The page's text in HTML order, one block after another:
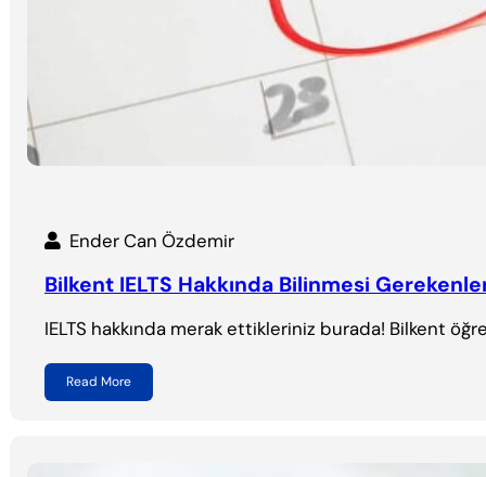
Ender Can Özdemir
Bilkent IELTS Hakkında Bilinmesi
IELTS hakkında merak ettikleriniz burada! Bilkent
Read More